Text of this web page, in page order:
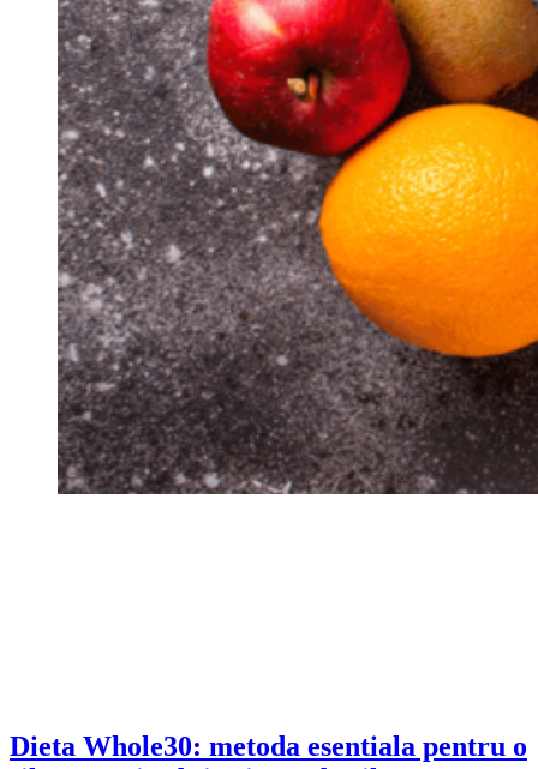
Dieta Whole30: metoda esentiala pentru o